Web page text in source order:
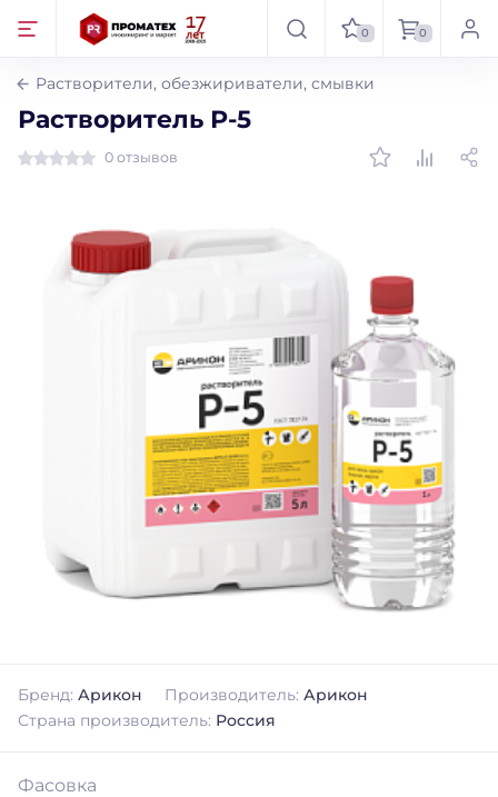
0 0
Растворители, обезжириватели, смывки
Растворитель Р-5
0 отзывов
Бренд: Арикон Производитель: Арикон
Страна производитель: Россия
Фасовка